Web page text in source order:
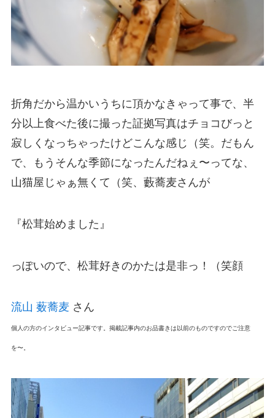
折角だから温かいうちに頂かなきゃって事で、半
分以上食べた後に撮った証拠写真はチョコびっと
寂しくなっちゃったけどこんな感じ（笑。だもん
で、もうそんな季節になったんだねぇ〜ってな、
山猫屋じゃぁ無くて（笑、藪蕎麦さんが
『松茸始めました』
っぽいので、松茸好きのかたは是非っ！（笑顔
流山 薮蕎麦さん
個人の方のインタビュー記事です。掲載記事内のお品書きは以前のものですのでご注意
を〜。